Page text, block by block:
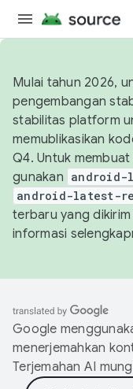
Mulai tahun 2026,
pengembangan
stabilitas platform
memublikasikan
Q4. Untuk
gunakan android-
android-latest-
terbaru yang dikirim
informasi
Google
menerjemahkan
Terjemahan AI